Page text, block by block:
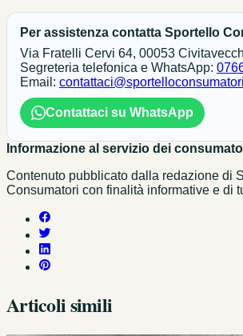
Per assistenza contatta Sportello
Via Fratelli Cervi 64, 00053
Segreteria telefonica e WhatsApp:
Email:
Contattaci su WhatsApp
Informazione al servizio dei
Contenuto pubblicato dalla redazione di
Consumatori con finalità informative e di
Articoli simili